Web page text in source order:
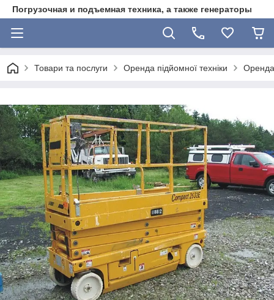
Погрузочная и подъемная техника, а также генераторы
Товари та послуги Оренда підйомної техніки Оренда